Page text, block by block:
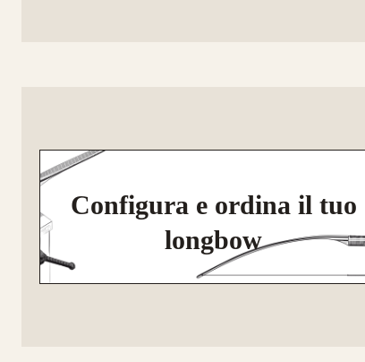
Configura e ordina il tuo
longbow